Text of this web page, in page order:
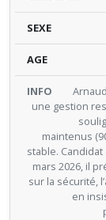
une gestion
maintenus
stable.
mars 2026, il
sur la sécurité,
en